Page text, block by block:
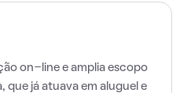
on-line e amplia escopo
que já atuava em aluguel e